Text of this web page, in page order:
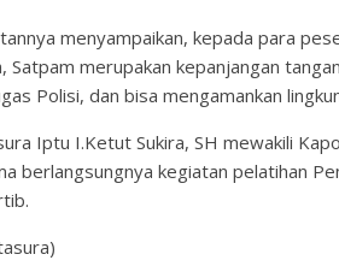
menyampaikan, kepada para
Satpam merupakan kepanjangan
Polisi, dan bisa mengamankan
Iptu I.Ketut Sukira, SH mewakili
berlangsungnya kegiatan pelatihan